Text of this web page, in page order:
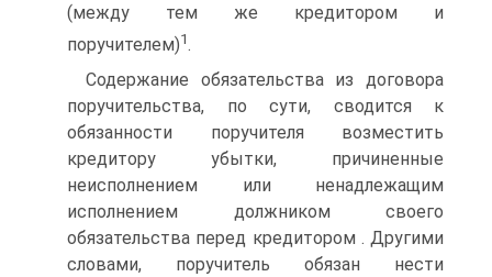
(между тем же кредитором и
поручителем)1.
Содержание обязательства из договора
поручительства, по сути, сводится к
обязанности поручителя возместить
кредитору убытки, причиненные
неисполнением или ненадлежащим
исполнением должником своего
обязательства перед кредитором . Другими
словами, поручитель обязан нести